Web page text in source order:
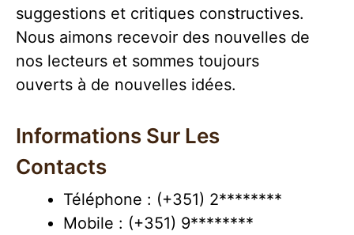
suggestions et critiques constructives.
Nous aimons recevoir des nouvelles de
nos lecteurs et sommes toujours
ouverts à de nouvelles idées.
Informations Sur Les
Contacts
Téléphone : (+351) 2********
Mobile : (+351) 9********